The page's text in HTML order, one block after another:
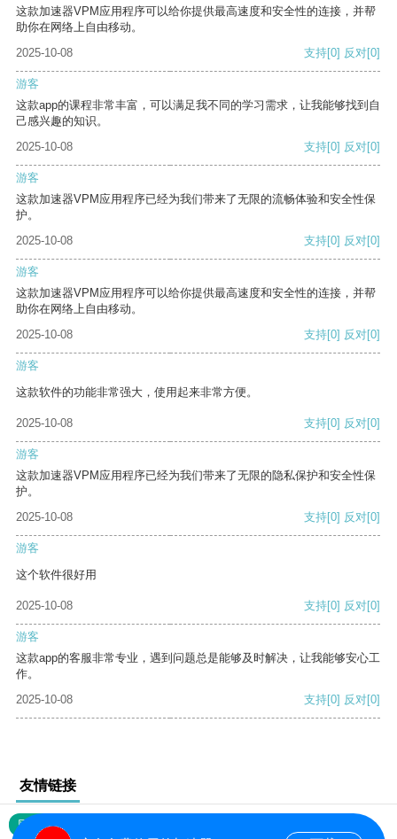
这款加速器VPM应用程序可以给你提供最高速度和安全性的连接，并帮
助你在网络上自由移动。
2025-10-08
支持[0] 反对[0]
游客
这款app的课程非常丰富，可以满足我不同的学习需求，让我能够找到自
己感兴趣的知识。
2025-10-08
支持[0] 反对[0]
游客
这款加速器VPM应用程序已经为我们带来了无限的流畅体验和安全性保
护。
2025-10-08
支持[0] 反对[0]
游客
这款加速器VPM应用程序可以给你提供最高速度和安全性的连接，并帮
助你在网络上自由移动。
2025-10-08
支持[0] 反对[0]
游客
这款软件的功能非常强大，使用起来非常方便。
2025-10-08 支持[0] 反对[0]
游客
这款加速器VPM应用程序已经为我们带来了无限的隐私保护和安全性保
护。
2025-10-08
支持[0] 反对[0]
游客
这个软件很好用
2025-10-08 支持[0] 反对[0]
游客
这款app的客服非常专业，遇到问题总是能够及时解决，让我能够安心工
作。
2025-10-08
支持[0] 反对[0]
友情链接
网站地图